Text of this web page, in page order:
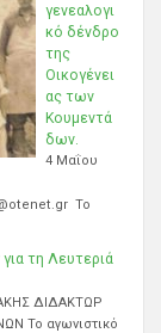
γενεαλογι
κό δένδρο
της
Οικογένει
ας των
Κουμεντά
δων.
4 Μαΐου
Το
τη Λευτεριά
ΔΙΔΑΚΤΩΡ
Το αγωνιστικό